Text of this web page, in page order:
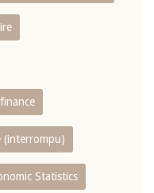
(interrompu)
Statistics